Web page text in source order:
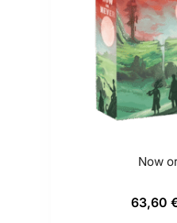
Now
63,60